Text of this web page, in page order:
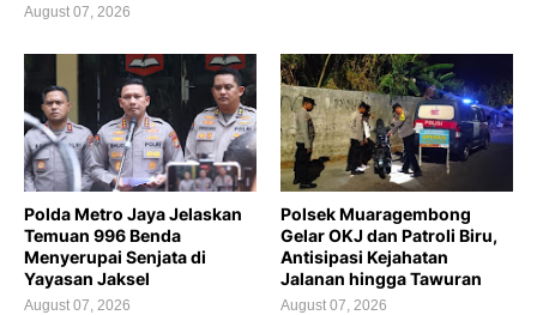
August 07, 2026
Polda Metro Jaya Jelaskan
Temuan 996 Benda
Menyerupai Senjata di
Yayasan Jaksel
August 07, 2026
Polsek Muaragembong
Gelar OKJ dan Patroli Biru,
Antisipasi Kejahatan
Jalanan hingga Tawuran
August 07, 2026